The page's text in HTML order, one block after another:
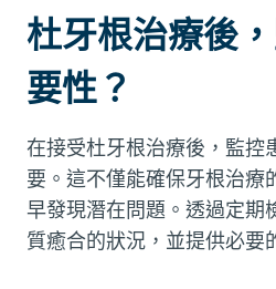
杜牙根治療後
要性？
在接受杜牙根治療後，監控
要。這不僅能確保牙根治療
早發現潛在問題。透過定期
質癒合的狀況，並提供必要